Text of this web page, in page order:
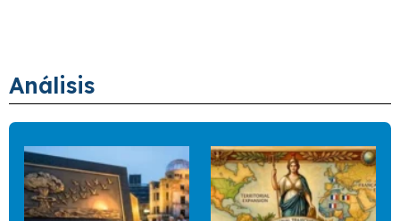
Análisis